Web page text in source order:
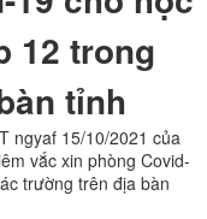
12 trong
tỉnh
ngyaf 15/10/2021 của
vắc xin phòng Covid-
trường trên địa bàn